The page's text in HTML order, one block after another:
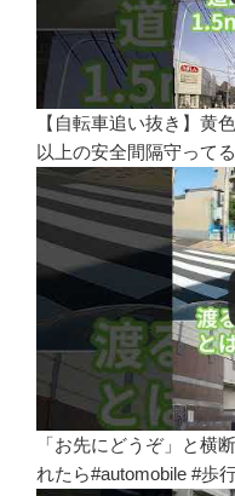
【自転車追い抜き】黄
以上の安全間隔守って
「お先にどうぞ」と横
れたら#automobile #歩